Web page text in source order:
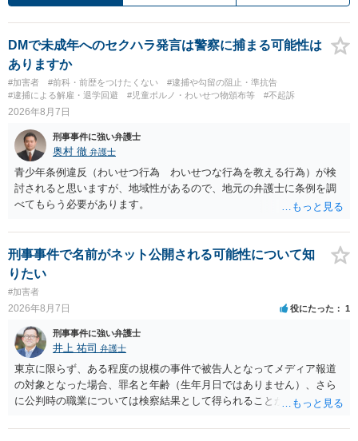
DMで未成年へのセクハラ発言は警察に捕まる可能性は
ありますか
#加害者 #前科・前歴をつけたくない
#逮捕や勾留の阻止・準抗告
#逮捕による解雇・退学回避
#児童ポルノ・わいせつ物頒布等 #不起訴
2026年8月7日
刑事事件に強い弁護士
奥村 徹 弁護士
青少年条例違反（わいせつ行為 わいせつな行為を教える行為）が検
討されると思いますが、地域性があるので、地元の弁護士に条例を調
べてもらう必要があります。
刑事事件で名前がネット公開される可能性について知
りたい
#加害者
2026年8月7日 役にたった 1
刑事事件に強い弁護士
井上 祐司 弁護士
東京に限らず、ある程度の規模の事件で被告人となってメディア報道
の対象となった場合、罪名と年齢（生年月日ではありません）、さら
に公判時の職業については検察結果として得られることが通常です。